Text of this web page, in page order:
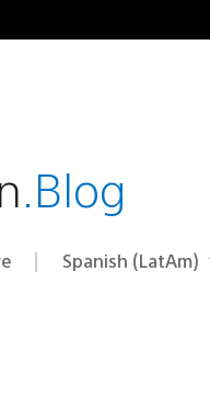
.Blog
Elige
Región
Spanish (LatAm)